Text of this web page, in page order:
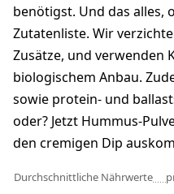
benötigst. Und das alles,
Zutatenliste. Wir
Zusätze, und verwenden
biologischem Anbau.
sowie protein- und
oder? Jetzt Hummus-
den cremigen Dip
Durchschnittliche Nährwerte